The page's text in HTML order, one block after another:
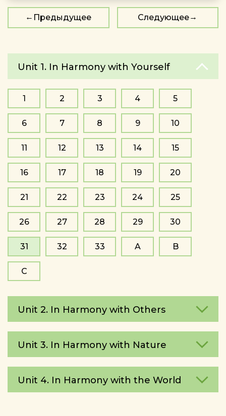
Предыдущее Следующее
Unit 1. In Harmony with Yourself
1 2 3 4 5
6 7 8 9 10
11 12 13 14 15
16 17 18 19 20
21 22 23 24 25
26 27 28 29 30
31 32 33 A B
C
Unit 2. In Harmony with Others
Unit 3. In Harmony with Nature
Unit 4. In Harmony with the World